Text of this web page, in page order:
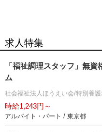
求人特集
「福祉調理スタッフ」無
ム
社会福祉法人ほうえい会/特別養
時給1,243円～
アルバイト・パート / 東京都